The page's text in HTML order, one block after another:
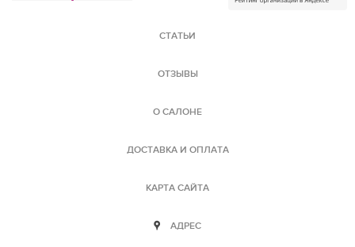
СТАТЬИ
ОТЗЫВЫ
О САЛОНЕ
ДОСТАВКА И ОПЛАТА
КАРТА САЙТА
АДРЕС